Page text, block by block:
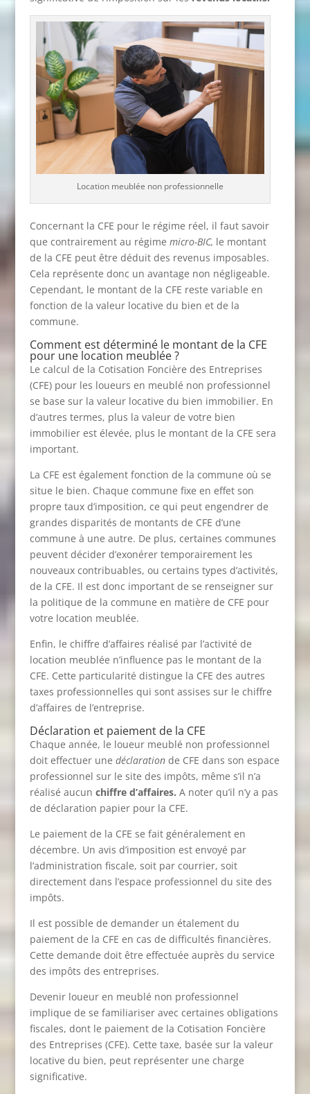
Location meublée non professionnelle
Concernant la CFE pour le régime réel, il faut savoir
que contrairement au régime micro-BIC, le montant
de la CFE peut être déduit des revenus imposables.
Cela représente donc un avantage non négligeable.
Cependant, le montant de la CFE reste variable en
fonction de la valeur locative du bien et de la
commune.
Comment est déterminé le montant de la CFE
pour une location meublée ?
Le calcul de la Cotisation Foncière des Entreprises
(CFE) pour les loueurs en meublé non professionnel
se base sur la valeur locative du bien immobilier. En
d’autres termes, plus la valeur de votre bien
immobilier est élevée, plus le montant de la CFE sera
important.
La CFE est également fonction de la commune où se
situe le bien. Chaque commune fixe en effet son
propre taux d’imposition, ce qui peut engendrer de
grandes disparités de montants de CFE d’une
commune à une autre. De plus, certaines communes
peuvent décider d’exonérer temporairement les
nouveaux contribuables, ou certains types d’activités,
de la CFE. Il est donc important de se renseigner sur
la politique de la commune en matière de CFE pour
votre location meublée.
Enfin, le chiffre d’affaires réalisé par l’activité de
location meublée n’influence pas le montant de la
CFE. Cette particularité distingue la CFE des autres
taxes professionnelles qui sont assises sur le chiffre
d’affaires de l’entreprise.
Déclaration et paiement de la CFE
Chaque année, le loueur meublé non professionnel
doit effectuer une déclarationde CFE dans son espace
professionnel sur le site des impôts, même s’il n’a
réalisé aucun chiffre d’affaires. A noter qu’il n’y a pas
de déclaration papier pour la CFE.
Le paiement de la CFE se fait généralement en
décembre. Un avis d’imposition est envoyé par
l’administration fiscale, soit par courrier, soit
directement dans l’espace professionnel du site des
impôts.
Il est possible de demander un étalement du
paiement de la CFE en cas de difficultés financières.
Cette demande doit être effectuée auprès du service
des impôts des entreprises.
Devenir loueur en meublé non professionnel
implique de se familiariser avec certaines obligations
fiscales, dont le paiement de la Cotisation Foncière
des Entreprises (CFE). Cette taxe, basée sur la valeur
locative du bien, peut représenter une charge
significative.